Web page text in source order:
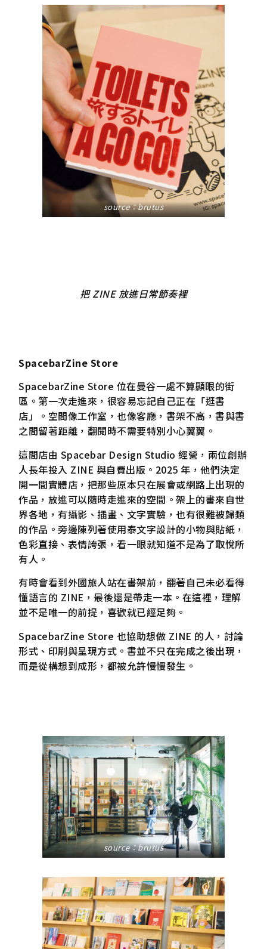
source：brutus
把 ZINE 放進日常節奏裡
SpacebarZine Store
SpacebarZine Store 位在曼谷一處不算顯眼的街
區。第一次走進來，很容易忘記自己正在「逛書
店」。空間像工作室，也像客廳，書架不高，書與書
之間留著距離，翻閱時不需要特別小心翼翼。
這間店由 Spacebar Design Studio 經營，兩位創辦
人長年投入 ZINE 與自費出版。2025 年，他們決定
開一間實體店，把那些原本只在展會或網路上出現的
作品，放進可以隨時走進來的空間。架上的書來自世
界各地，有攝影、插畫、文字實驗，也有很難被歸類
的作品。旁邊陳列著使用泰文字設計的小物與貼紙，
色彩直接、表情誇張，看一眼就知道不是為了取悅所
有人。
有時會看到外國旅人站在書架前，翻著自己未必看得
懂語言的 ZINE，最後還是帶走一本。在這裡，理解
並不是唯一的前提，喜歡就已經足夠。
SpacebarZine Store 也協助想做 ZINE 的人，討論
形式、印刷與呈現方式。書並不只在完成之後出現，
而是從構想到成形，都被允許慢慢發生。
source：brutus